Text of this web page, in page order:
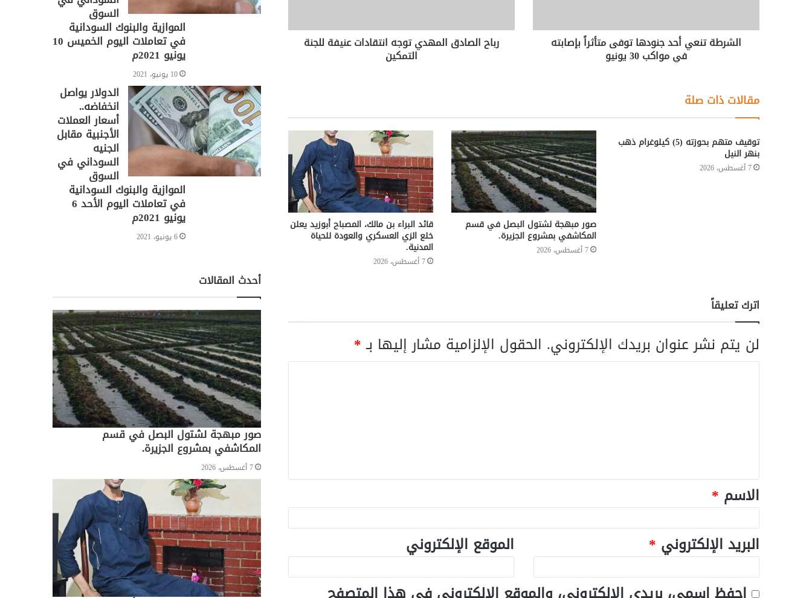
الشرطة تنعي أحد جنودها توفى متأثراً بإصابته
في مواكب 30 يونيو
رباح الصادق المهدي توجه انتقادات عنيفة للجنة
التمكين
مقالات ذات صلة
توقيف متهم بحوزته (5) كيلوغرام ذهب
بنهر النيل
7 أغسطس، 2026
صور مبهجة لشتول البصل في قسم
المكاشفي بمشروع الجزيرة.
7 أغسطس، 2026
قائد البراء بن مالك، المصباح أبوزيد يعلن
خلع الزي العسكري والعودة للحياة
المدنية.
7 أغسطس، 2026
اترك تعليقاً
لن يتم نشر عنوان بريدك الإلكتروني. الحقول الإلزامية مشار إليها بـ*
الاسم *
البريد الإلكتروني *
الموقع الإلكتروني
السوق
الموازية والبنوك السودانية
في تعاملات اليوم الخميس 10
يونيو 2021م
10 يونيو، 2021
الدولار يواصل
انخفاضه..
أسعار العملات
الأجنبية مقابل
الجنيه
السوداني في
السوق
الموازية والبنوك السودانية
في تعاملات اليوم الأحد 6
يونيو 2021م
6 يونيو، 2021
أحدث المقالات
صور مبهجة لشتول البصل في قسم
المكاشفي بمشروع الجزيرة.
7 أغسطس، 2026